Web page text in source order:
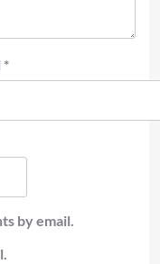
*
by email.